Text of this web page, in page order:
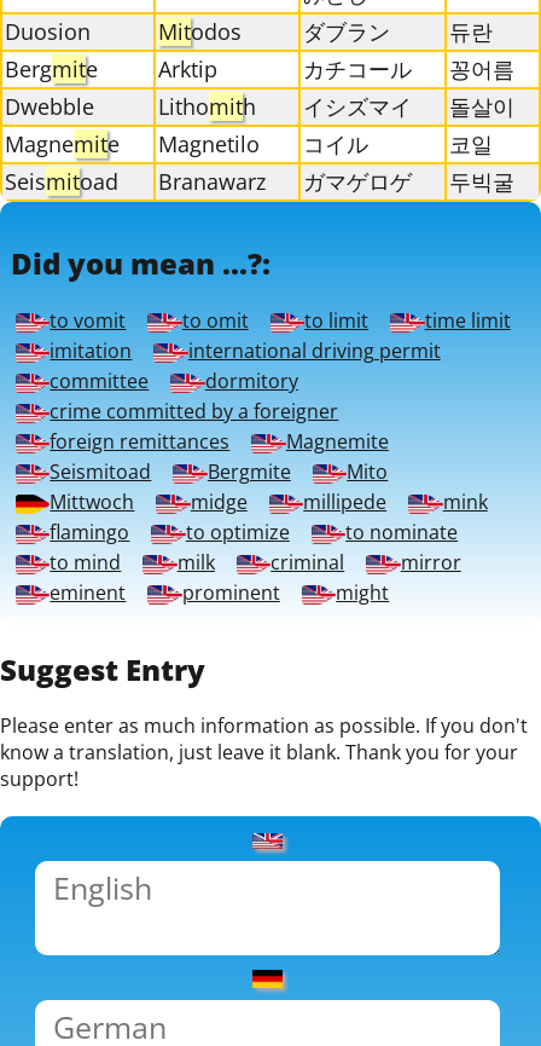
Duosion
Mitodos ダブラン
듀란
Bergmite Arktip カチコール
꽁어름
Dwebble
Lithomith イシズマイ
돌살이
Magnemite Magnetilo コイル
코일
Seismitoad Branawarz ガマゲロゲ 두빅굴
Did you mean ...?:
to vomit to omit to limit
time limit
imitation
international driving permit
committee
dormitory
crime committed by a foreigner
foreign remittances
Magnemite
Seismitoad
Bergmite
Mito
Mittwoch
midge millipede
mink
flamingo
to optimize
to nominate
to mind
milk criminal
mirror
eminent
prominent might
Suggest Entry
Please enter as much information as possible. If you don't
know a translation, just leave it blank. Thank you for your
support!